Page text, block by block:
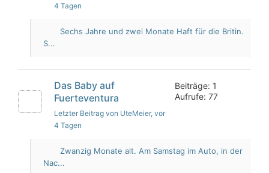
4 Tagen
Sechs Jahre und zwei Monate Haft für die Britin.
S...
Das Baby auf
Fuerteventura
Letzter Beitrag von UteMeier, vor
4 Tagen
Beiträge: 1
Aufrufe: 77
Zwanzig Monate alt. Am Samstag im Auto, in der
Nac...